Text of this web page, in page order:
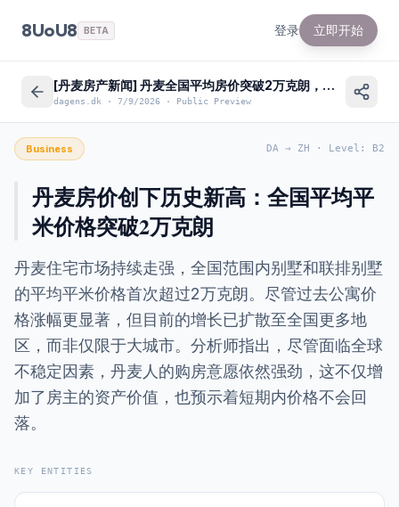
8UoU8 BETA 登录 立即开始
[丹麦房产新闻] 丹麦全国平均房价突破2万克朗，市场持续走强
dagens.dk · 7/9/2026 · Public Preview
Business DA → ZH · Level : B2
丹麦房价创下历史新高：全国平均平
米价格突破2万克朗
丹麦住宅市场持续走强，全国范围内别墅和联排别墅
的平均平米价格首次超过2万克朗。尽管过去公寓价
格涨幅更显著，但目前的增长已扩散至全国更多地
区，而非仅限于大城市。分析师指出，尽管面临全球
不稳定因素，丹麦人的购房意愿依然强劲，这不仅增
加了房主的资产价值，也预示着短期内价格不会回
落。
KEY ENTITIES